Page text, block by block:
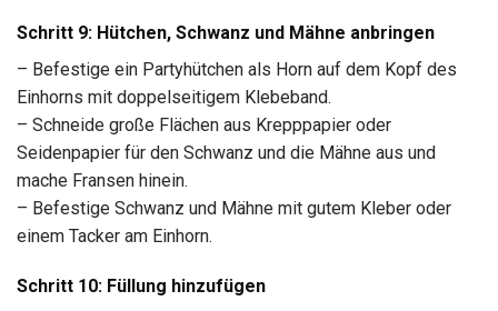
Schritt 9: Hütchen, Schwanz und Mähne anbringen
– Befestige ein Partyhütchen als Horn auf dem Kopf des
Einhorns mit doppelseitigem Klebeband.
– Schneide große Flächen aus Krepppapier oder
Seidenpapier für den Schwanz und die Mähne aus und
mache Fransen hinein.
– Befestige Schwanz und Mähne mit gutem Kleber oder
einem Tacker am Einhorn.
Schritt 10: Füllung hinzufügen